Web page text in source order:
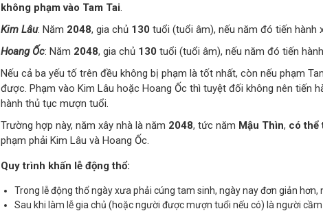
không phạm vào Tam Tai.
Kim Lâu: Năm 2048, gia chủ 130 tuổi (tuổi âm), nếu năm đó tiến hành
Hoang Ốc: Năm 2048, gia chủ 130 tuổi (tuổi âm), nếu năm đó tiến
Nếu cả ba yếu tố trên đều không bị phạm là tốt nhất, còn nếu phạm
được. Phạm vào Kim Lâu hoặc Hoang Ốc thì tuyệt đối không nên tiến
hành thủ tục mượn tuổi.
Trường hợp này, năm xây nhà là năm 2048, tức năm Mậu Thìn, có thể
phạm phải Kim Lâu và Hoang Ốc.
Quy trình khấn lễ động thổ:
Trong lễ động thổ ngày xưa phải cúng tam sinh, ngày nay đơn giản hơn,
Sau khi làm lễ gia chủ (hoặc người được mượn tuổi nếu có) là người